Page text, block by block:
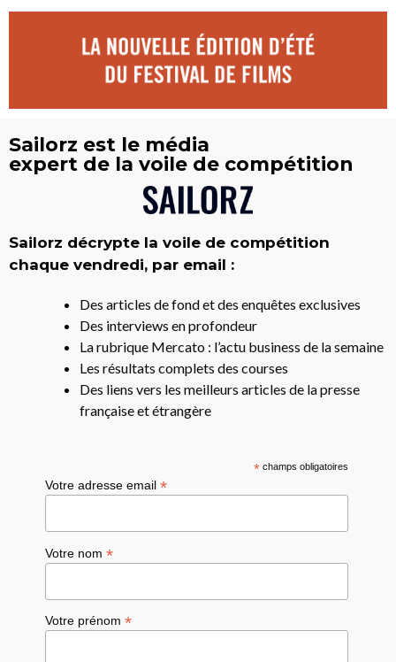
Sailorz est le média
expert de la voile de compétition
Sailorz décrypte la voile de compétition
chaque vendredi, par email :
Des articles de fond et des enquêtes exclusives
Des interviews en profondeur
La rubrique Mercato : l’actu business de la semaine
Les résultats complets des courses
Des liens vers les meilleurs articles de la presse
française et étrangère
*champs obligatoires
Votre adresse email*
Votre nom*
Votre prénom*